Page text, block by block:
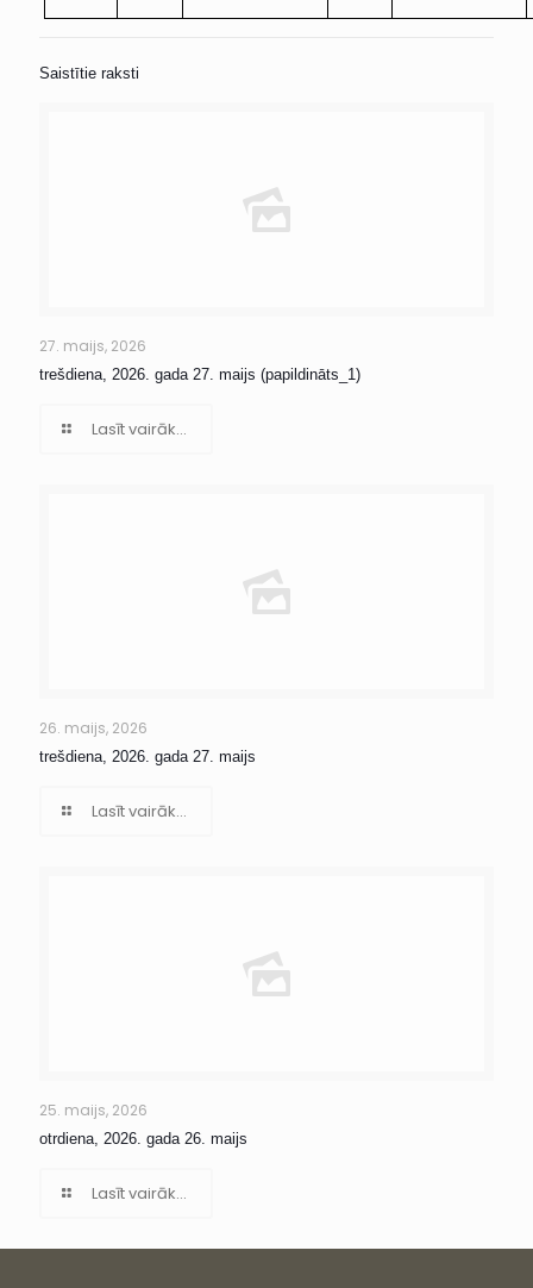
Saistītie raksti
27. maijs, 2026
trešdiena, 2026. gada 27. maijs (papildināts_1)
Lasīt vairāk...
26. maijs, 2026
trešdiena, 2026. gada 27. maijs
Lasīt vairāk...
25. maijs, 2026
otrdiena, 2026. gada 26. maijs
Lasīt vairāk...